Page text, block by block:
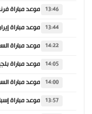
13:46
13:44
14:22
14:05
14:00
13:57